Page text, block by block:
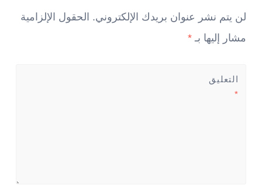
لن يتم نشر عنوان بريدك الإلكتروني. الحقول الإلزامية
مشار إليها بـ *
التعليق
*